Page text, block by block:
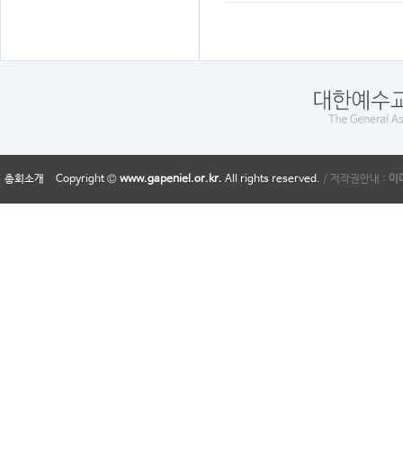
총회소개 Copyright © www.gapeniel.or.kr. All rights reserved. / 저작권안내 : 이